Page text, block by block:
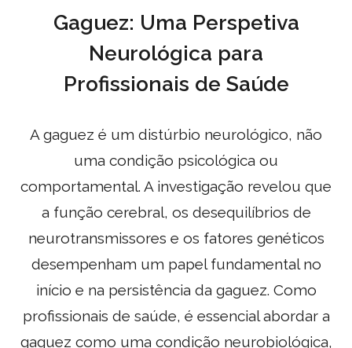
Gaguez: Uma Perspetiva
Neurológica para
Profissionais de Saúde
A gaguez é um distúrbio neurológico, não
uma condição psicológica ou
comportamental. A investigação revelou que
a função cerebral, os desequilíbrios de
neurotransmissores e os fatores genéticos
desempenham um papel fundamental no
início e na persistência da gaguez. Como
profissionais de saúde, é essencial abordar a
gaguez como uma condição neurobiológica,